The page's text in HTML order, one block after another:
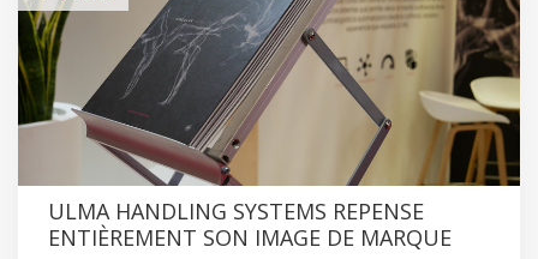
ULMA HANDLING SYSTEMS REPENSE
ENTIÈREMENT SON IMAGE DE MARQUE